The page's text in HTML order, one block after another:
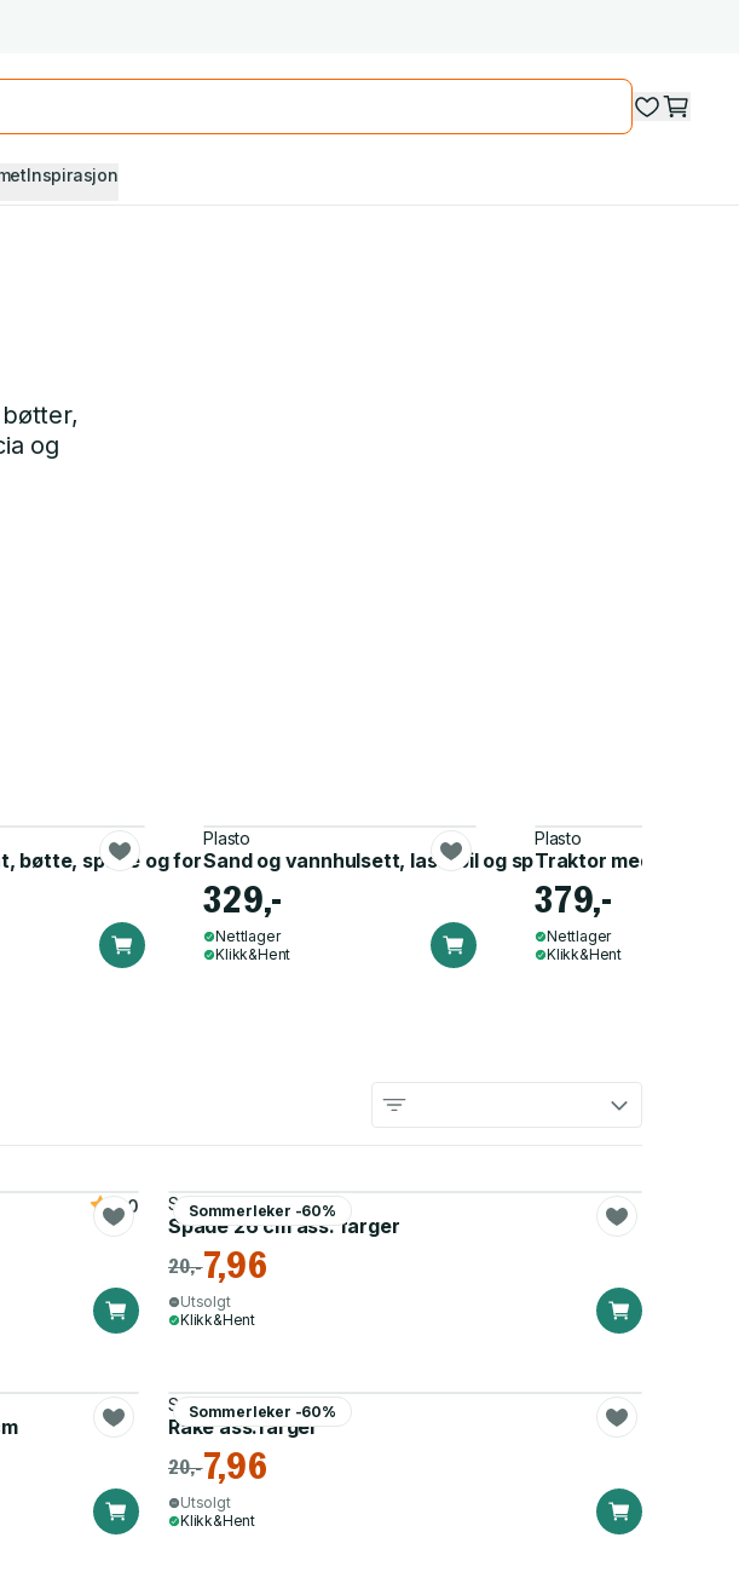
Inspirasjon
og
bøtte, spade og former
Plasto
Sand og vannhulsett, lastebil og spade
329,-
Nettlager
Klikk&Hent
Plasto
Traktor med
379,-
Nettlager
Klikk&Hent
5.0 Sommerleker -60%
Sommerleker
Spade 26 cm ass. farger
20,-7,96
Utsolgt
Klikk&Hent
Sommerleker -60%
Sommerleker
Rake ass.farger
20,-7,96
Utsolgt
Klikk&Hent